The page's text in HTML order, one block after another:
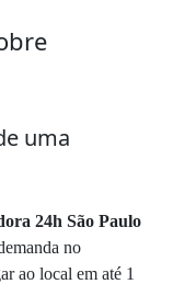
uma
24h São Paulo
no
ao local em até 1